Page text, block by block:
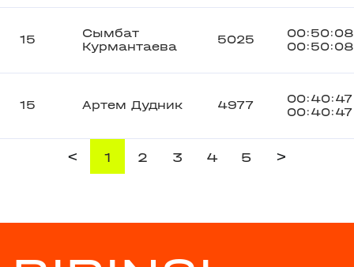
15
Сымбат
Курмантаева
5025
00:50:08
00:50:08
15 Артем Дудник 4977
00:40:47
00:40:47
< 1 2 3 4 5 >